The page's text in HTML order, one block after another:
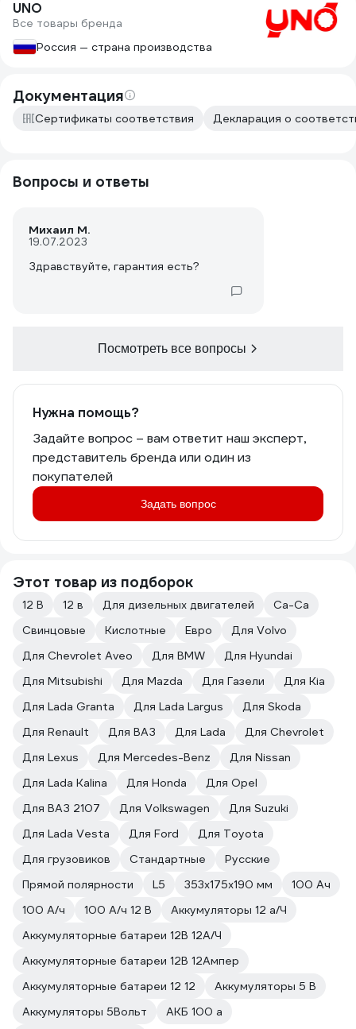
UNO
Все товары бренда
Россия — страна производства
Документация
Сертификаты соответствия Декларация о
Вопросы и ответы
Михаил М.
19.07.2023
Здравствуйте, гарантия есть?
Посмотреть все вопросы
Нужна помощь?
Задайте вопрос – вам ответит наш эксперт,
представитель бренда или один из
покупателей
Задать вопрос
Этот товар из подборок
12 В 12 в Для дизельных двигателей
Ca-Ca
Свинцовые
Кислотные Евро
Для Volvo
Для Chevrolet Aveo
Для BMW
Для Hyundai
Для Mitsubishi
Для Mazda Для Газели
Для Kia
Для Lada Granta
Для Lada Largus
Для Skoda
Для Renault
Для ВАЗ Для Lada
Для Chevrolet
Для Lexus
Для Mercedes-Benz
Для Nissan
Для Lada Kalina
Для Honda
Для Opel
Для ВАЗ 2107
Для Volkswagen
Для Suzuki
Для Lada Vesta
Для Ford
Для Toyota
Для грузовиков
Стандартные
Русские
Прямой полярности
L5 353x175x190 мм
100 Ач
100 А/ч
100 А/ч 12 В
Аккумуляторы 12 а/Ч
Аккумуляторные батареи 12В 12А/Ч
Аккумуляторные батареи 12В 12Ампер
Аккумуляторные батареи 12 12
Аккумуляторы 5 В
Аккумуляторы 5Вольт
АКБ 100 а